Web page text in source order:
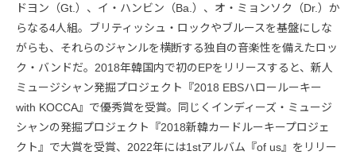
ドヨン（Gt.）、イ・ハンビン（Ba.）、オ・ミョンソク（Dr.）か
らなる4人組。ブリティッシュ・ロックやブルースを基盤にしな
がらも、それらのジャンルを横断する独自の音楽性を備えたロッ
ク・バンドだ。2018年韓国内で初のEPをリリースすると、新人
ミュージシャン発掘プロジェクト『2018 EBSハロールーキー
with KOCCA』で優秀賞を受賞。同じくインディーズ・ミュージ
シャンの発掘プロジェクト『2018新韓カードルーキープロジェ
クト』で大賞を受賞、2022年には1stアルバム『of us』をリリー